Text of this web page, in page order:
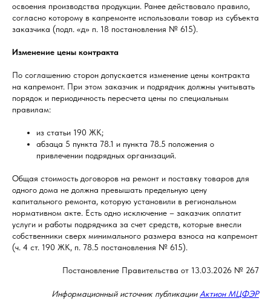
освоения производства продукции. Ранее действовало правило,
согласно которому в капремонте использовали товар из субъекта
заказчика (подп. «д» п. 18 постановления № 615).
Изменение цены контракта
По соглашению сторон допускается изменение цены контракта
на капремонт. При этом заказчик и подрядчик должны учитывать
порядок и периодичность пересчета цены по специальным
правилам:
из статьи 190 ЖК;
абзаца 5 пункта 78.1 и пункта 78.5 положения о
привлечении подрядных организаций.
Общая стоимость договоров на ремонт и поставку товаров для
одного дома не должна превышать предельную цену
капитального ремонта, которую установили в региональном
нормативном акте. Есть одно исключение – заказчик оплатит
услуги и работы подрядчика за счет средств, которые внесли
собственники сверх минимального размера взноса на капремонт
(ч. 4 ст. 190 ЖК, п. 78.5 постановления № 615).
Постановление Правительства от 13.03.2026 № 267
Информационный источник публикации Актион МЦФЭР